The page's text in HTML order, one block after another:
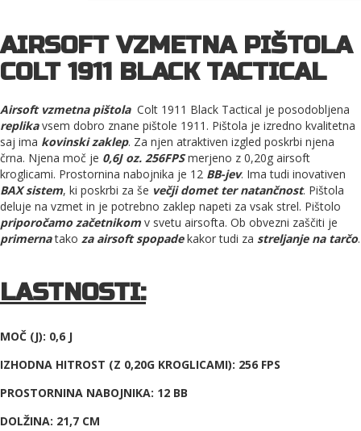
AIRSOFT VZMETNA PIŠTOLA
COLT 1911 BLACK TACTICAL
Airsoft vzmetna pištola Colt 1911 Black Tactical je posodobljena
replikavsem dobro znane pištole 1911. Pištola je izredno kvalitetna
saj ima kovinski zaklep. Za njen atraktiven izgled poskrbi njena
črna. Njena moč je 0,6J oz. 256FPSmerjeno z 0,20g airsoft
kroglicami. Prostornina nabojnika je 12 BB-jev. Ima tudi inovativen
BAX sistem, ki poskrbi za še večji domet ter natančnost. Pištola
deluje na vzmet in je potrebno zaklep napeti za vsak strel. Pištolo
priporočamo začetnikom v svetu airsofta. Ob obvezni zaščiti je
primernatako za airsoft spopadekakor tudi za streljanje na tarčo.
LASTNOSTI:
MOČ (J): 0,6 J
IZHODNA HITROST (Z 0,20G KROGLICAMI): 256 FPS
PROSTORNINA NABOJNIKA: 12 BB
DOLŽINA: 21,7 CM